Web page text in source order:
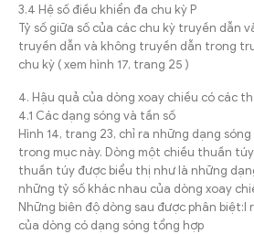
3.4 Hệ số điều khiển đa chu kỳ P
Tỷ số giữa số của các chu kỳ truyền dẫn
truyền dẫn và không truyền dẫn trong
chu kỳ ( xem hình 17, trang 25 )
4. Hậu quả của dòng xoay chiều có các
4.1 Các dạng sóng và tần số
Hình 14, trang 23, chỉ ra những dạng
trong mục này. Dòng một chiều thuần
thuần túy được biểu thị như là những
những tỷ số khác nhau của dòng xoay
Những biên độ dòng sau được phân biệt:I
của dòng có dạng sóng tổng hợp